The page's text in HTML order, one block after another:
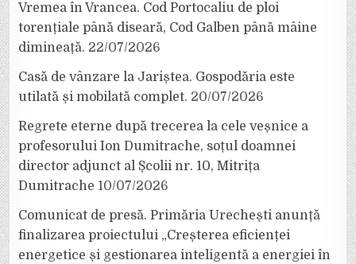
Vremea în Vrancea. Cod Portocaliu de ploi
torențiale până diseară, Cod Galben până mâine
dimineață. 22/07/2026
Casă de vânzare la Jariștea. Gospodăria este
utilată și mobilată complet. 20/07/2026
Regrete eterne după trecerea la cele veșnice a
profesorului Ion Dumitrache, soțul doamnei
director adjunct al Școlii nr. 10, Mitrița
Dumitrache 10/07/2026
Comunicat de presă. Primăria Urechești anunță
finalizarea proiectului „Creșterea eficienței
energetice și gestionarea inteligentă a energiei în